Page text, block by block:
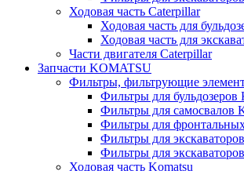
Ходовая часть Caterpillar
Ходовая часть для
Ходовая часть для
Части двигателя Caterpillar
Запчасти KOMATSU
Фильтры, фильтрующие
Фильтры для бульдозеров
Фильтры для самосвалов
Фильтры для
Фильтры для
Фильтры для
Ходовая часть Komatsu